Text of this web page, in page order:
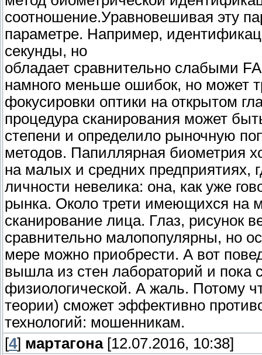
соотношение.Уравновешивая эту
параметре. Например,
секунды, но
обладает сравнительно слабыми
намного меньше ошибок, но может
фокусировки оптики на открытом
процедура сканирования может
степени и определило рыночную
методов. Папиллярная биометрия
на малых и средних предприятиях,
личности невелика: она, как уже
рынка. Около трети имеющихся на
сканирование лица. Глаз, рисунок
сравнительно малопопулярны, но
мере можно приобрести. А вот
вышла из стен лабораторий и пока
физиологической. А жаль. Потому
теории) сможет эффективно
технологий: мошенникам.
[4] мартагона[12.07.2016, 10:38]